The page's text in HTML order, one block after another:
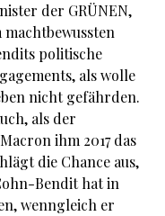
der GRÜNEN,
machtbewussten
politische
als wolle
nicht gefährden.
als der
ihm 2017 das
die Chance aus,
Bendit hat in
wenngleich er